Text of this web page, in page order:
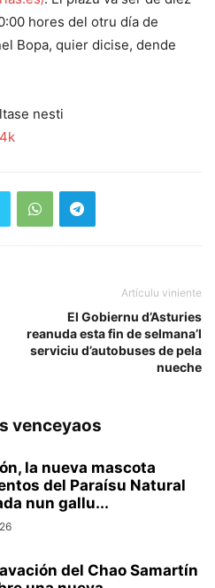
hores del otru día de
Bopa, quier dicise, dende
nesti
Artículu viniente
El Gobiernu d’Asturies
reanuda esta fin de selmana’l
serviciu d’autobuses de pela
nueche
venceyaos
la nueva mascota
del Paraísu Natural
nun gallu...
del Chao Samartín